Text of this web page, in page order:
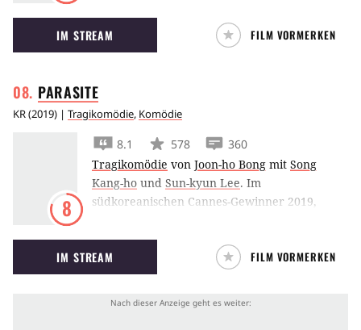
Frost vor der Playstation sitzen und von
alledem erst viel zu spät etwas mitbekommen.
IM STREAM FILM VORMERKEN
PARASITE
KR(2019) | Tragikomödie, Komödie
8
8.1 578
360
Tragikomödie von Joon-ho Bong mit Song
Kang-ho und Sun-kyun Lee. Im
südkoreanischen Cannes-Gewinner 2019,
arbeitslose Familie erst in das Leben und dann
in einen Zwischenfall der wohlhabenden
Glamour-Familie der Parks verwickelt.
IM STREAM FILM VORMERKEN